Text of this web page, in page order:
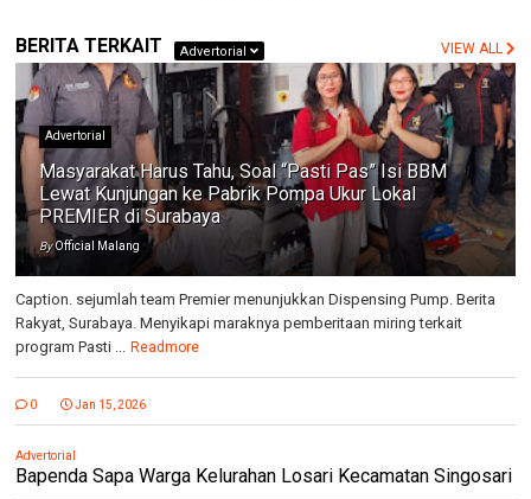
BERITA TERKAIT Advertorial VIEW ALL
Advertorial
Masyarakat Harus Tahu, Soal “Pasti Pas” Isi BBM
Lewat Kunjungan ke Pabrik Pompa Ukur Lokal
PREMIER di Surabaya
ByOfficial Malang
Caption. sejumlah team Premier menunjukkan Dispensing Pump. Berita
Rakyat, Surabaya. Menyikapi maraknya pemberitaan miring terkait
program Pasti ...
Readmore
0 Jan 15, 2026
Advertorial
Bapenda Sapa Warga Kelurahan Losari Kecamatan Singosari